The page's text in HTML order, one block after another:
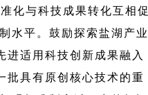
化与科技成果转化互相促
水平。鼓励探索盐湖产业
进适用科技创新成果融入
批具有原创核心技术的重